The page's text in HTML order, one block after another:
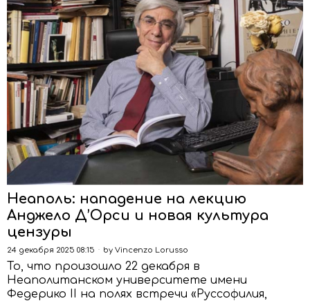
Неаполь: нападение на лекцию
Анджело Д’Орси и новая культура
цензуры
24 декабря 2025 08:15 by Vincenzo Lorusso
То, что произошло 22 декабря в
Неаполитанском университете имени
Федерико II на полях встречи «Руссофилия,